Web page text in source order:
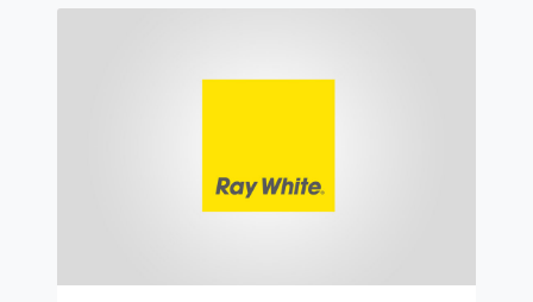
Property Agent. Penghargaan ini menjadi semakin
White Indonesia. Top Brand Award m